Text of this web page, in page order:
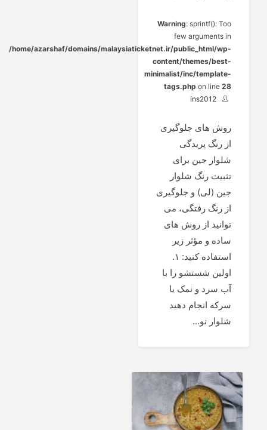
Warning: sprintf(): Too
few arguments in
/home/azarshaf/domains/malaysiaticketnet.ir/public_html/wp-
content/themes/best-
minimalist/inc/template-
tags.php on line 28
ins2012
روش های جلوگیری
از رنگ پریدگی
شلوار جین برای
تثبیت رنگ شلوار
جین (لی) و جلوگیری
از رنگ رفتگی، می
توانید از روش های
ساده و مؤثر زیر
استفاده کنید: ۱.
اولین شستشو را با
آب سرد و نمک یا
سرکه انجام دهید
شلوار نو...